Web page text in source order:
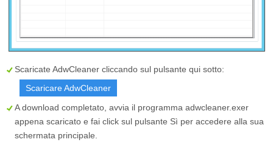
Scaricate AdwCleaner cliccando sul pulsante qui sotto:
Scaricare AdwCleaner
A download completato, avvia il programma adwcleaner.exer
appena scaricato e fai click sul pulsante Sì per accedere alla sua
schermata principale.